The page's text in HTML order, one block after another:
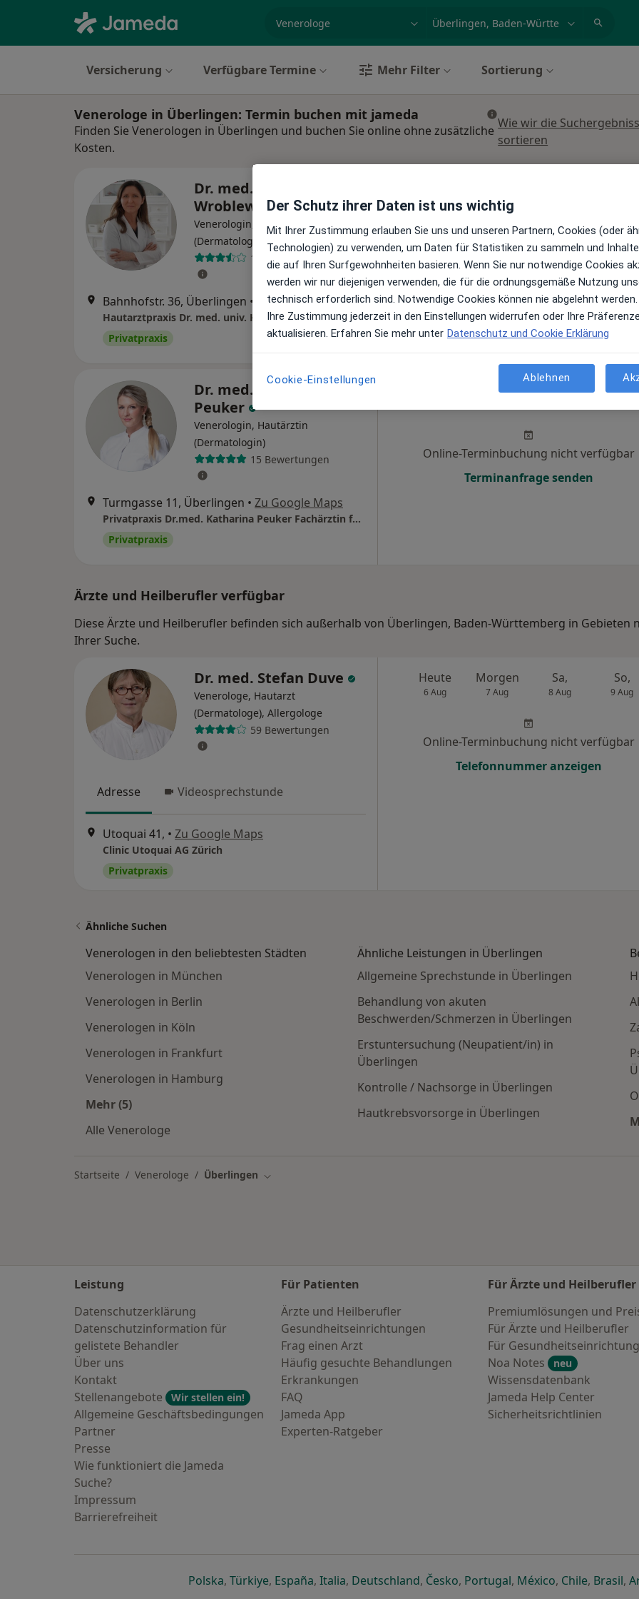
Fachgebiet, Erkrankung, Namez.B. Berlin
Versicherung Verfügbare Termine Mehr Filter Sortierung
Venerologe in Überlingen: Termin buchen mit jameda
Finden Sie Venerologen in Überlingen und buchen Sie online ohne zusätzliche
Kosten.
Wie wir die
sortieren
Dr. med. univ. Katharina
Wroblewska
Venerologin, Hautärztin
(Dermatologin)
103 Bewertungen
Bahnhofstr. 36, Überlingen • Zu Google Maps
Hautarztpraxis Dr. med. univ. K.K. Wroblewska
Privatpraxis
6 Aug 7 Aug
Online-Terminbuchung nicht verfügbar
Telefonnummer anzeigen
Dr. med. Katharina
Peuker
Venerologin, Hautärztin
(Dermatologin)
15 Bewertungen
Turmgasse 11, Überlingen • Zu Google Maps
Privatpraxis Dr.med. Katharina Peuker Fachärztin für Dermatologie
Privatpraxis
Morgen Sa, So,
Online-Terminbuchung nicht verfügbar
Terminanfrage senden
Ärzte und Heilberufler verfügbar
Diese Ärzte und Heilberufler befinden sich außerhalb von Überlingen, Baden-Württemberg in Gebieten
Ihrer Suche.
Dr. med. Stefan Duve
Venerologe, Hautarzt
(Dermatologe), Allergologe
59 Bewertungen
Adresse Videosprechstunde
Utoquai 41, • Zu Google Maps
Clinic Utoquai AG Zürich
Privatpraxis
Heute
6 Aug
Morgen
7 Aug
Sa,
8 Aug
So,
9 Aug
Online-Terminbuchung nicht verfügbar
Telefonnummer anzeigen
Ähnliche Suchen
Venerologen in den beliebtesten Städten
Venerologen in München
Venerologen in Berlin
Venerologen in Köln
Venerologen in Frankfurt
Venerologen in Hamburg
Mehr (5)
Mehr in der Kategorie: Venerologen in den beliebtesten Städten
Alle Venerologe
Ähnliche Leistungen in Überlingen
Allgemeine Sprechstunde in Überlingen
Behandlung von akuten
Beschwerden/Schmerzen in Überlingen
Erstuntersuchung (Neupatient/in) in
Überlingen
Kontrolle / Nachsorge in Überlingen
Hautkrebsvorsorge in Überlingen
Startseite Venerologe Überlingen Stadt ändern
Leistung
Datenschutzerklärung
Datenschutzinformation für
gelistete Behandler
Über uns
Kontakt
Stellenangebote
Wir stellen ein!
Allgemeine Geschäftsbedingungen
Partner
Presse
Wie funktioniert die Jameda
Suche?
Impressum
Barrierefreiheit
Für Patienten
Ärzte und Heilberufler
Gesundheitseinrichtungen
Frag einen Arzt
Häufig gesuchte Behandlungen
Erkrankungen
FAQ
Jameda App
Experten-Ratgeber
Für Ärzte und Heilberufler
Premiumlösungen und
Für Ärzte und Heilberufler
Für
Noa Notes
neu
Wissensdatenbank
Jameda Help Center
Sicherheitsrichtlinien
Polskaöffnet in einer neuen Registerkarte
, Türkiyeöffnet in einer neuen Registerkarte
, Españaöffnet in einer neuen Registerkarte
, Italiaöffnet in einer neuen Registerkarte
, Deutschlandöffnet in einer neuen Registerkarte
, Českoöffnet in einer neuen
, Portugalöffnet in einer neuen
, Méxicoöffnet in einer
, Chileöffnet in
, Brasil,
Der Schutz ihrer Daten ist uns wichtig
Mit Ihrer Zustimmung erlauben Sie uns und unseren Partnern, Cookies (oder
Technologien) zu verwenden, um Daten für Statistiken zu sammeln und
die auf Ihren Surfgewohnheiten basieren. Wenn Sie nur notwendige Cookies
werden wir nur diejenigen verwenden, die für die ordnungsgemäße Nutzung
technisch erforderlich sind. Notwendige Cookies können nie abgelehnt werden.
Ihre Zustimmung jederzeit in den Einstellungen widerrufen oder Ihre
aktualisieren. Erfahren Sie mehr unter Datenschutz und Cookie Erklärung
Cookie-Einstellungen Ablehnen